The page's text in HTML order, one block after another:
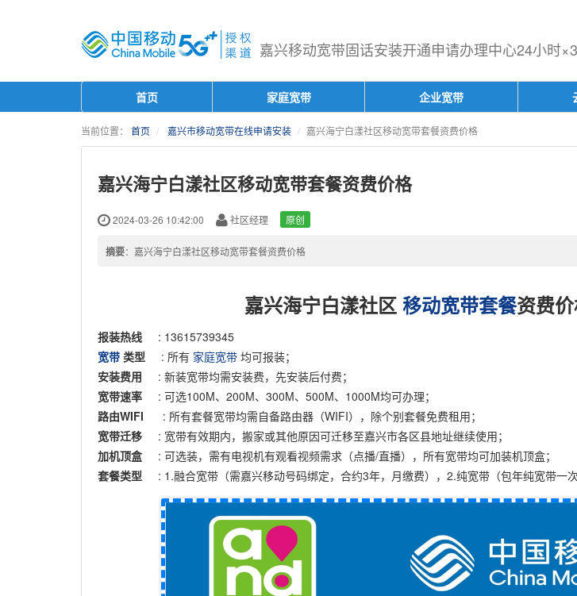
嘉兴移动宽带固话安装开通申请办理中心24小时
首页 家庭宽带 企业宽带
当前位置： 首页 嘉兴市移动宽带在线申请安装 嘉兴海宁白漾社区移动宽带套餐资费价格
嘉兴海宁白漾社区移动宽带套餐资费价格
2024-03-26 10:42:00 社区经理 原创
摘要：嘉兴海宁白漾社区移动宽带套餐资费价格
嘉兴海宁白漾社区移动宽带套餐资费
报装热线
: 13615739345
宽带 类型 : 所有 家庭宽带 均可报装；
安装费用
: 新装宽带均需安装费，先安装后付费；
宽带速率
: 可选100M、200M、300M、500M、1000M均可办理；
路由WIFI
: 所有套餐宽带均需自备路由器（WIFI），除个别套餐免费租用；
宽带迁移
: 宽带有效期内，搬家或其他原因可迁移至嘉兴市各区县地址继续使用；
加机顶盒
: 可选装，需有电视机有观看视频需求（点播/直播），所有宽带均可加装机顶盒；
套餐类型
: 1.融合宽带（需嘉兴移动号码绑定，合约3年，月缴费），2.纯宽带（包年纯宽带一次